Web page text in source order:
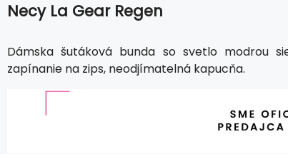
Necy La Gear Regen
Dámska šutáková bunda so svetlo modrou
zapínanie na zips, neodjímatelná kapucňa.